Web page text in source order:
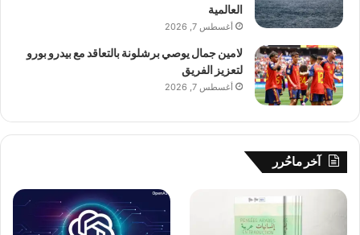
العالمية
أغسطس 7, 2026
لامين جمال يوصي برشلونة بالتعاقد مع بيدرو بورو
لتعزيز الفريق
أغسطس 7, 2026
آخر ماحُرر